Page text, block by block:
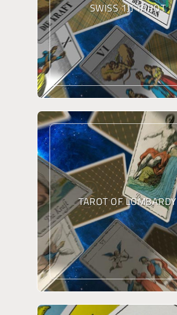
SWISS 1JJ TAROT
TAROT OF LOMBARDY